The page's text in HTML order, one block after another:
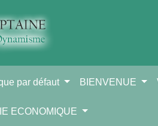
par défaut BIENVENUE
ECONOMIQUE